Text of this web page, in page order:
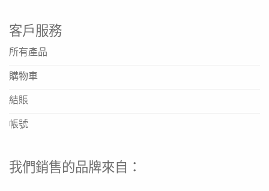
客戶服務
所有產品
購物車
結賬
帳號
我們銷售的品牌來自：